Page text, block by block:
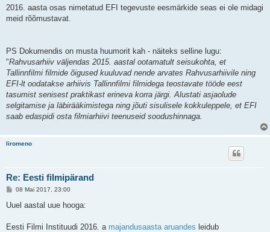
2016. aasta osas nimetatud EFI tegevuste eesmärkide seas ei ole midagi
meid rõõmustavat.
PS Dokumendis on musta huumorit kah - näiteks selline lugu:
"Rahvusarhiiv väljendas 2015. aastal ootamatult seisukohta, et
Tallinnfilmi filmide õigused kuuluvad nende arvates Rahvusarhiivile ning
EFI-lt oodatakse arhiivis Tallinnfilmi filmidega teostavate tööde eest
tasumist senisest praktikast erineva korra järgi. Alustati asjaolude
selgitamise ja läbirääkimistega ning jõuti sisulisele kokkuleppele, et EFI
saab edaspidi osta filmiarhiivi teenuseid soodushinnaga.
liromeno
Re: Eesti filmipärand
P
s
t
08 Mai 2017, 23:00
Uuel aastal uue hooga:
Eesti Filmi Instituudi 2016. a majandusaasta aruandes leidub